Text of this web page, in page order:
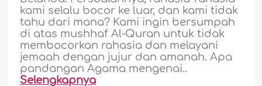
kami selalu bocor ke luar, dan kami tidak
tahu dari mana? Kami ingin bersumpah
di atas mushhaf Al-Quran untuk tidak
membocorkan rahasia dan melayani
jemaah dengan jujur dan amanah. Apa
pandangan Agama mengenai..
Selengkapnya